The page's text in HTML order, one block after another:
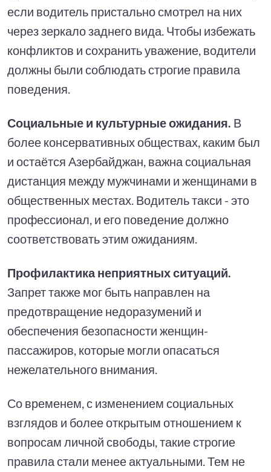
если водитель пристально смотрел на них
через зеркало заднего вида. Чтобы избежать
конфликтов и сохранить уважение, водители
должны были соблюдать строгие правила
поведения.
Социальные и культурные ожидания. В
более консервативных обществах, каким был
и остаётся Азербайджан, важна социальная
дистанция между мужчинами и женщинами в
общественных местах. Водитель такси - это
профессионал, и его поведение должно
соответствовать этим ожиданиям.
Профилактика неприятных ситуаций.
Запрет также мог быть направлен на
предотвращение недоразумений и
обеспечения безопасности женщин-
пассажиров, которые могли опасаться
нежелательного внимания.
Со временем, с изменением социальных
взглядов и более открытым отношением к
вопросам личной свободы, такие строгие
правила стали менее актуальными. Тем не